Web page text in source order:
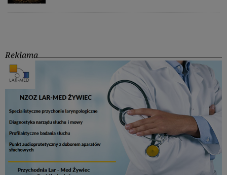
Reklama